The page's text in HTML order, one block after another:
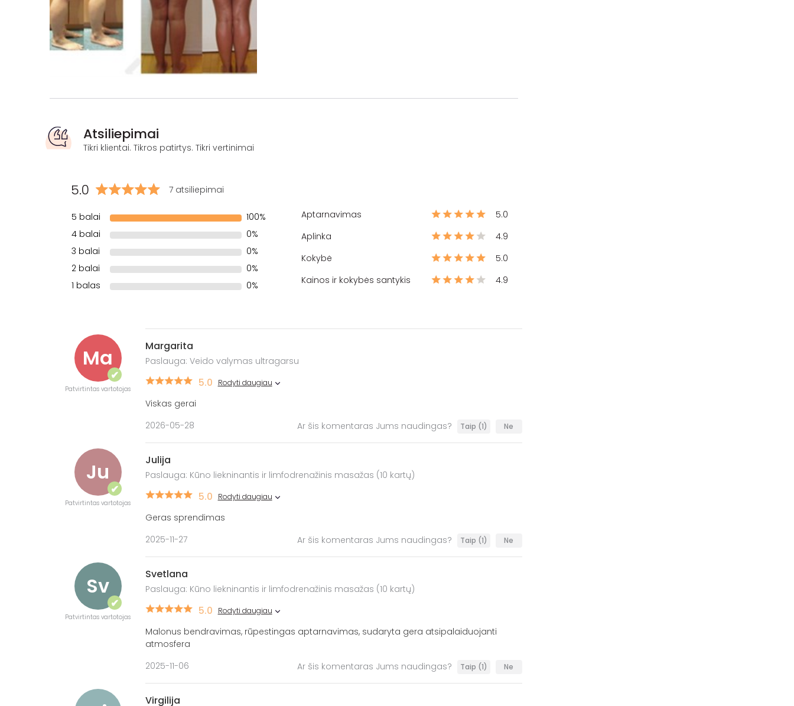
Atsiliepimai
Tikri klientai. Tikros patirtys. Tikri vertinimai
5.0 7 atsiliepimai
5 balai
100%
4 balai
0%
3 balai
0%
2 balai
0%
1 balas
0%
Aptarnavimas
5.0
Aplinka
4.9
Kokybė
5.0
Kainos ir kokybės santykis
4.9
Ma
✔
Patvirtintas vartotojas
Margarita
Paslauga: Veido valymas ultragarsu
5.0 Rodyti daugiau
Viskas gerai
2026-05-28
Ar šis komentaras Jums naudingas? Taip (1) Ne
Ju
✔
Patvirtintas vartotojas
Julija
Paslauga: Kūno liekninantis ir limfodrenažinis masažas (10 kartų)
5.0 Rodyti daugiau
Geras sprendimas
2025-11-27
Ar šis komentaras Jums naudingas? Taip (1) Ne
Sv
✔
Patvirtintas vartotojas
Svetlana
Paslauga: Kūno liekninantis ir limfodrenažinis masažas (10 kartų)
5.0 Rodyti daugiau
Malonus bendravimas, rūpestingas aptarnavimas, sudaryta gera atsipalaiduojanti
atmosfera
2025-11-06
Ar šis komentaras Jums naudingas? Taip (1) Ne
Virgilija